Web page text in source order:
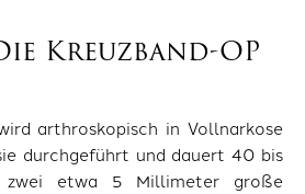
Kreuzband-OP
arthroskopisch in Vollnarkose
durchgeführt und dauert 40 bis
zwei etwa 5 Millimeter große